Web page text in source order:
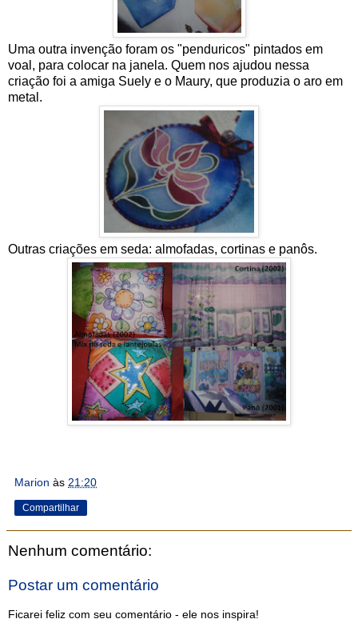
Uma outra invenção foram os "penduricos" pintados em
voal, para colocar na janela. Quem nos ajudou nessa
criação foi a amiga Suely e o Maury, que produzia o aro em
metal.
Outras criações em seda: almofadas, cortinas e panôs.
Marion às 21:20
Compartilhar
Nenhum comentário:
Postar um comentário
Ficarei feliz com seu comentário - ele nos inspira!